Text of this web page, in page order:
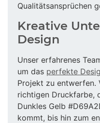
Qualitätsansprüchen
Kreative
Design
Unser erfahrenes
um das perfekte
Projekt zu entwerfen.
richtigen Druckfarbe,
Dunkles Gelb
kommt, bis hin zum